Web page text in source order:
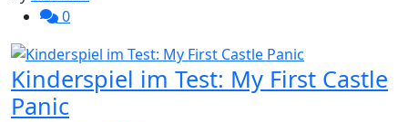
0
Kinderspiel im Test: My First Castle
Panic